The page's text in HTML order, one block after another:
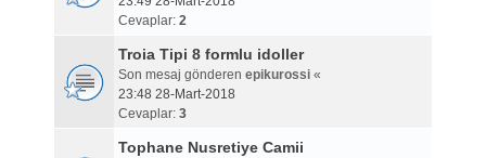
Cevaplar: 2
Troia Tipi 8 formlu idoller
Son mesaj gönderen epikurossi«
23:48 28-Mart-2018
Cevaplar: 3
Tophane Nusretiye Camii